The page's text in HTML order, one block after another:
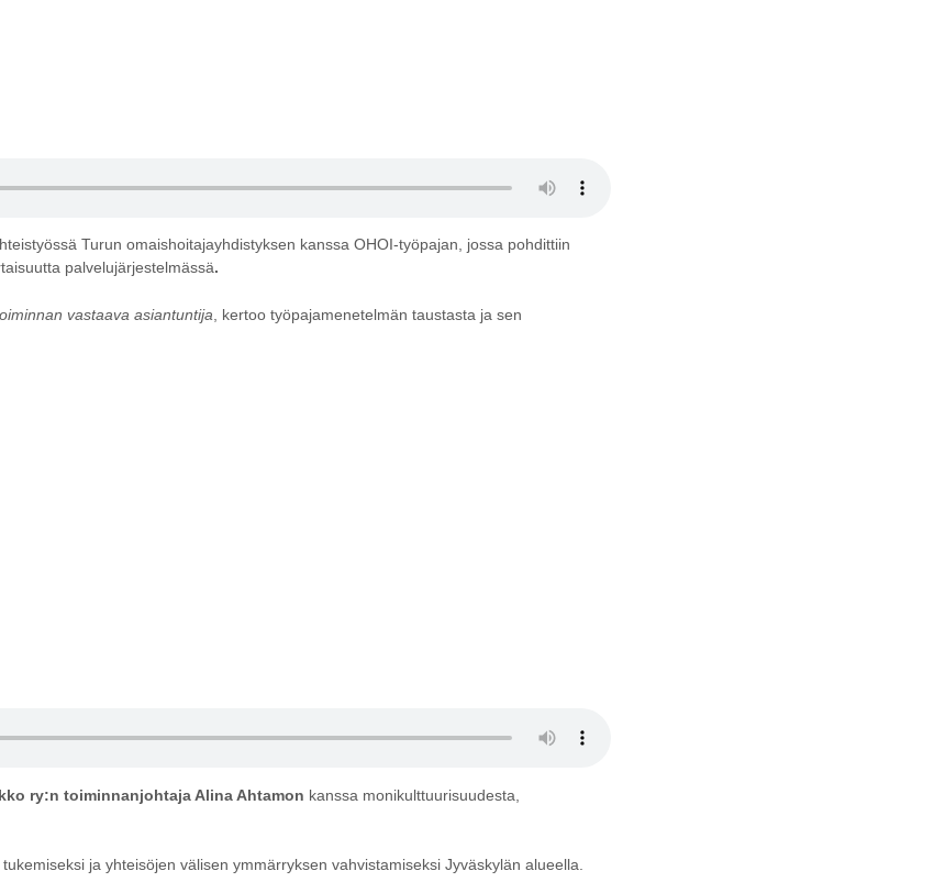
Turun omaishoitajayhdistyksen kanssa OHOI-työpajan, jossa pohdittiin
palvelujärjestelmässä.
vastaava asiantuntija , kertoo työpajamenetelmän taustasta ja sen
ry:n toiminnanjohtaja Alina Ahtamon kanssa monikulttuurisuudesta,
ja yhteisöjen välisen ymmärryksen vahvistamiseksi Jyväskylän alueella.